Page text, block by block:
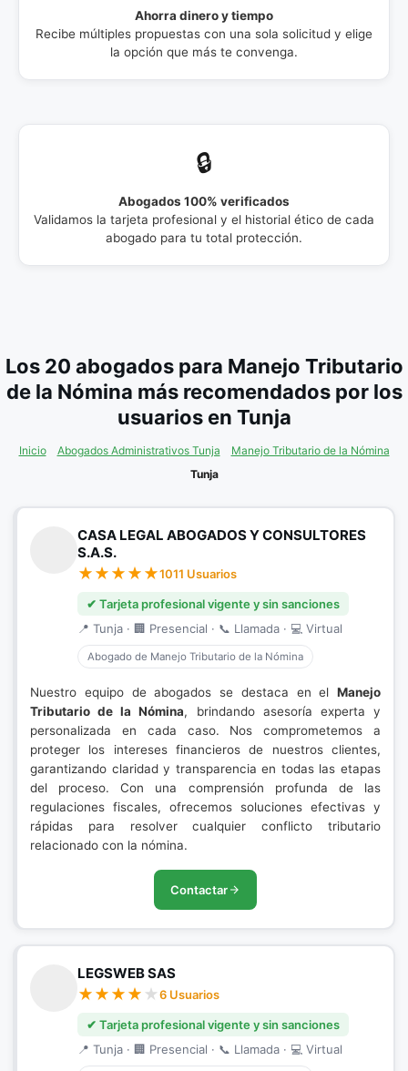
Ahorra dinero y tiempo
Recibe múltiples propuestas con una sola solicitud y elige
la opción que más te convenga.
🔒
Abogados 100% verificados
Validamos la tarjeta profesional y el historial ético de cada
abogado para tu total protección.
Los 20 abogados para Manejo Tributario
de la Nómina más recomendados por los
usuarios en Tunja
Inicio Abogados Administrativos Tunja
Manejo Tributario de la Nómina
Tunja
CASA LEGAL ABOGADOS Y CONSULTORES
S.A.S.
1011 Usuarios
✔ Tarjeta profesional vigente y sin sanciones
📍 Tunja · 🏢 Presencial · 📞 Llamada · 💻 Virtual
Abogado de Manejo Tributario de la Nómina
Nuestro equipo de abogados se destaca en el Manejo
Tributario de la Nómina, brindando asesoría experta y
personalizada en cada caso. Nos comprometemos a
proteger los intereses financieros de nuestros clientes,
garantizando claridad y transparencia en todas las etapas
del proceso. Con una comprensión profunda de las
regulaciones fiscales, ofrecemos soluciones efectivas y
rápidas para resolver cualquier conflicto tributario
relacionado con la nómina.
Contactar
LEGSWEB SAS
6 Usuarios
✔ Tarjeta profesional vigente y sin sanciones
📍 Tunja · 🏢 Presencial · 📞 Llamada · 💻 Virtual